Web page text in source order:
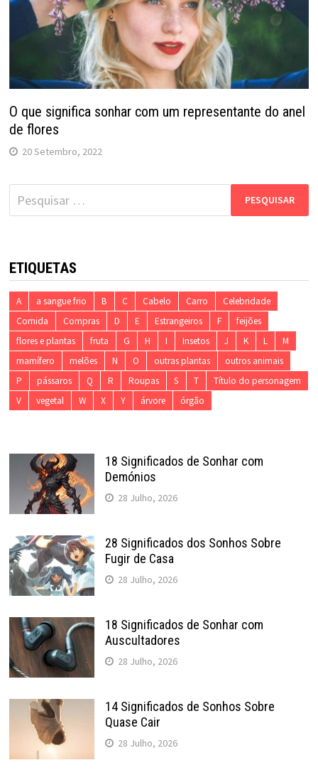
O que significa sonhar com um representante do anel
de flores
20 Setembro, 2022
Pesquisar
por:
ETIQUETAS
A a sangue frio B C Cabelo Carro
Celebridade
Comida
Compras D E Estrangeiros F
feijões
flores e plantas
fruta G H I Insetos J K L
M
mamífero
melões N O outras plantas
outros animais
P
pássaros Q R Roupas S T
Título do personagem
V
vegetal W X Y árvore órgão
18 Significados de Sonhar com
Demónios
28 Julho, 2026
28 Significados dos Sonhos Sobre
Fugir de Casa
28 Julho, 2026
18 Significados de Sonhar com
Auscultadores
28 Julho, 2026
14 Significados de Sonhos Sobre
Quase Cair
28 Julho, 2026